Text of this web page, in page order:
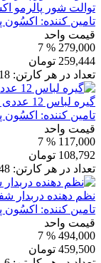
توالت شور پالرمو
تامین کننده: اکسُون
قیمت واحد
279,000
% 7
259,444 تومان
تعداد در هر کارتن: 18
گیره لباس 12 عددی اکسون پلاستیک 1216
تامین کننده: اکسُون
قیمت واحد
117,000
% 7
108,792 تومان
تعداد در هر کارتن:
نظم دهنده دربدار
تامین کننده: اکسُون
قیمت واحد
494,000
% 7
459,500 تومان